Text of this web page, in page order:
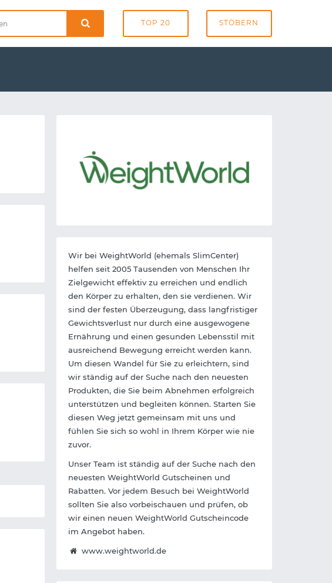
TOP 20 STÖBERN
Wir bei WeightWorld (ehemals SlimCenter)
helfen seit 2005 Tausenden von Menschen Ihr
Zielgewicht effektiv zu erreichen und endlich
den Körper zu erhalten, den sie verdienen. Wir
sind der festen Überzeugung, dass langfristiger
Gewichtsverlust nur durch eine ausgewogene
Ernährung und einen gesunden Lebensstil mit
ausreichend Bewegung erreicht werden kann.
Um diesen Wandel für Sie zu erleichtern, sind
wir ständig auf der Suche nach den neuesten
Produkten, die Sie beim Abnehmen erfolgreich
unterstützen und begleiten können. Starten Sie
diesen Weg jetzt gemeinsam mit uns und
fühlen Sie sich so wohl in Ihrem Körper wie nie
zuvor.
Unser Team ist ständig auf der Suche nach den
neuesten WeightWorld Gutscheinen und
Rabatten. Vor jedem Besuch bei WeightWorld
sollten Sie also vorbeischauen und prüfen, ob
wir einen neuen WeightWorld Gutscheincode
im Angebot haben.
www.weightworld.de